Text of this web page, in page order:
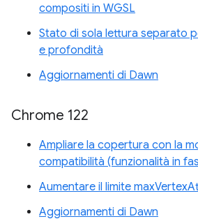
compositi in WGSL
Stato di sola lettura separato
e profondità
Aggiornamenti di Dawn
Chrome 122
Ampliare la copertura con la
compatibilità (funzionalità in
Aumentare il limite
Aggiornamenti di Dawn